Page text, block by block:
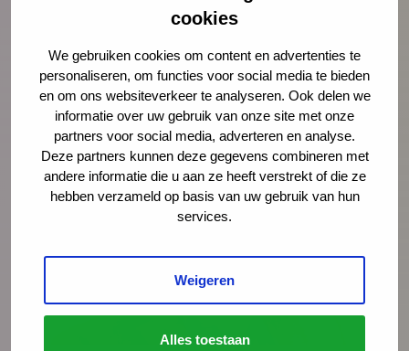
cookies
We gebruiken cookies om content en advertenties te
personaliseren, om functies voor social media te bieden
en om ons websiteverkeer te analyseren. Ook delen we
informatie over uw gebruik van onze site met onze
partners voor social media, adverteren en analyse.
Deze partners kunnen deze gegevens combineren met
andere informatie die u aan ze heeft verstrekt of die ze
hebben verzameld op basis van uw gebruik van hun
services.
Weigeren
Alles toestaan
Preventieagenda